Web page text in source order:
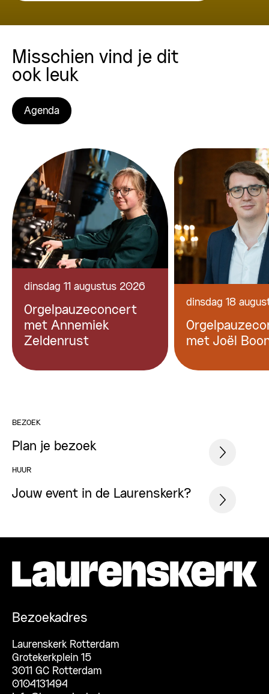
Misschien vind je dit
ook leuk
Agenda
dinsdag 11 augustus 2026
Orgelpauzeconcert
met Annemiek
Zeldenrust
dinsdag 18
met Joël
BEZOEK
Plan je bezoek
HUUR
Jouw event in de Laurenskerk?
Bezoekadres
Laurenskerk Rotterdam
Grotekerkplein 15
3011 GC Rotterdam
0104131494